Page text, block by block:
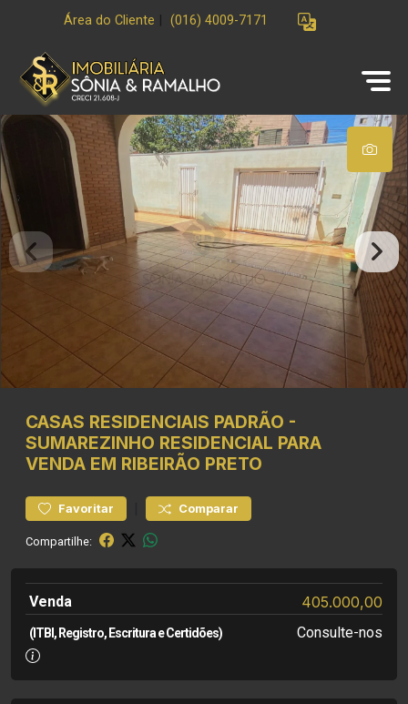
Área do Cliente (016) 4009-7171
CASAS RESIDENCIAIS PADRÃO -
SUMAREZINHO RESIDENCIAL PARA
VENDA EM RIBEIRÃO PRETO
Favoritar Comparar
Compartilhe:
Venda 405.000,00
(ITBI, Registro, Escritura e Certidões) Consulte-nos